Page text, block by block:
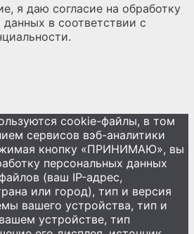
я даю согласие на обработку
данных в соответствии с
.
cookie-файлы, в том
сервисов вэб-аналитики
кнопку «ПРИНИМАЮ», вы
персональных данных
(ваш IP-адрес,
или город), тип и версия
вашего устройства, тип и
устройстве, тип